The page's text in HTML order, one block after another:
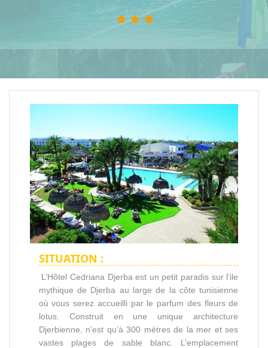
SITUATION :
L’Hôtel Cedriana Djerba est un petit paradis sur l’ile
mythique de Djerba au large de la côte tunisienne
où vous serez accueilli par le parfum des fleurs de
lotus. Construit en une unique architecture
Djerbienne, n’est qu’à 300 mètres de la mer et ses
vastes plages de sable blanc. L’emplacement